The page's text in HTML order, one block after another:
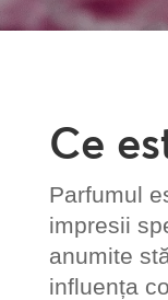
Ce
Parfumul
impresii
anumite
influența